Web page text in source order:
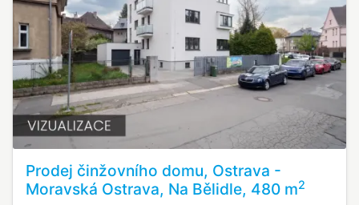
Prodej činžovního domu, Ostrava -
Moravská Ostrava, Na Bělidle, 480 m2